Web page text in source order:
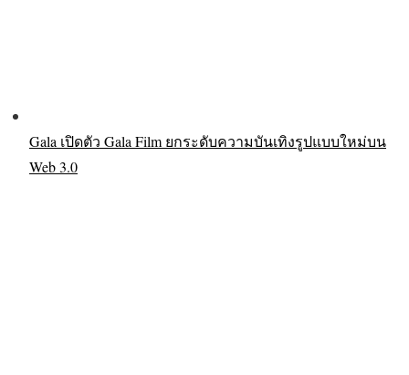
Gala เปิดตัว Gala Film ยกระดับความบันเทิงรูปแบบใหม่บน
Web 3.0